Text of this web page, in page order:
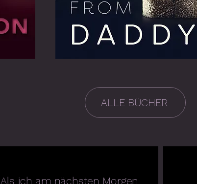
ALLE BÜCHER
Als ich am nächsten Morgen